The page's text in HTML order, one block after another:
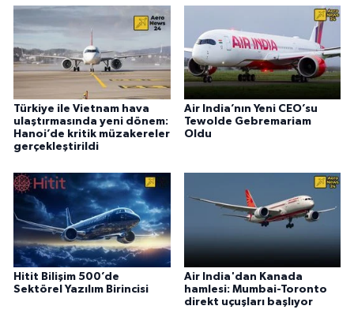
Türkiye ile Vietnam hava
ulaştırmasında yeni dönem:
Hanoi’de kritik müzakereler
gerçekleştirildi
Air India’nın Yeni CEO’su
Tewolde Gebremariam
Oldu
Hitit Bilişim 500’de
Sektörel Yazılım Birincisi
Air India'dan Kanada
hamlesi: Mumbai-Toronto
direkt uçuşları başlıyor